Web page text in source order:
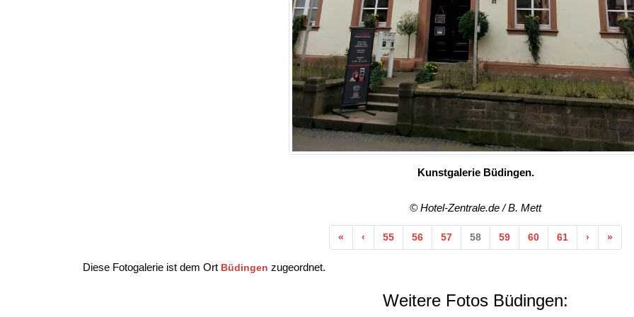
Kunstgalerie Büdingen.
© Hotel-Zentrale.de / B. Mett
« Anfang
‹ Vorherige
55 56 57 58 59 60 61 › Nächste
»
Diese Fotogalerie ist dem Ort Büdingen zugeordnet.
Weitere Fotos Büdingen: